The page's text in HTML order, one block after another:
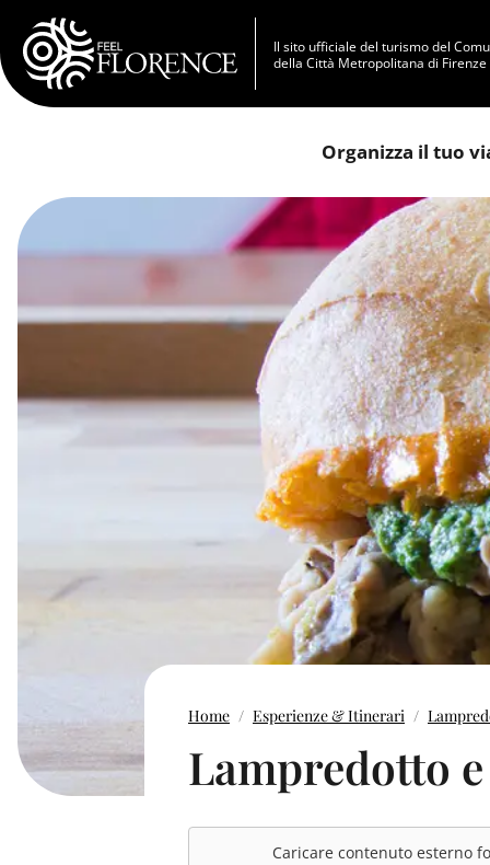
Salta al contenuto principale
Il sito ufficiale del turismo del
della Città Metropolitana di Firenze
Organizza il tuo
Home Esperienze & Itinerari
Lampredotto
Caricare contenuto esterno